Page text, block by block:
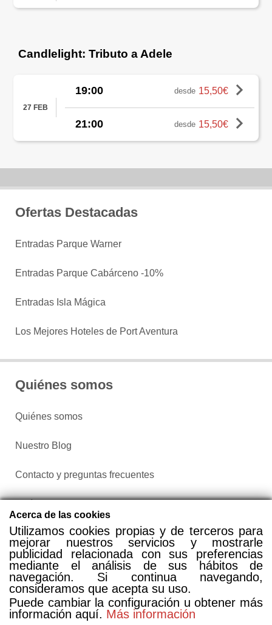
Candlelight: Tributo a Adele
27 FEB
19:00 desde 15,50€
21:00 desde 15,50€
Ofertas Destacadas
Entradas Parque Warner
Entradas Parque Cabárceno -10%
Entradas Isla Mágica
Los Mejores Hoteles de Port Aventura
Quiénes somos
Quiénes somos
Nuestro Blog
Contacto y preguntas frecuentes
Configurar cookies
Acerca de las cookies
Utilizamos cookies propias y de terceros para
mejorar nuestros servicios y mostrarle
publicidad relacionada con sus preferencias
mediante el análisis de sus hábitos de
navegación. Si continua navegando,
consideramos que acepta su uso.
Puede cambiar la configuración u obtener más
información aquí. Más información